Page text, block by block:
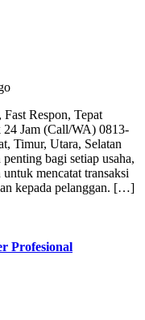
Respon, Tepat
24 Jam (Call/WA) 0813-
Timur, Utara, Selatan
bagi setiap usaha,
mencatat transaksi
kepada pelanggan. […]
Profesional